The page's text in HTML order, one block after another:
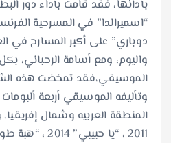
بأدائها، فقد قامت بأداء دور
“اسميرالدا” في المسرحية
دوباري” على أكبر المسارح في
واليوم، ومع أسامة الرحباني،
الموسيقي،فقد تمخضت هذه
وتأليفه الموسيقي أربعة
المنطقة العربيه وشمال